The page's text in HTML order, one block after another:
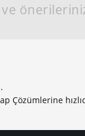
Çözümlerine